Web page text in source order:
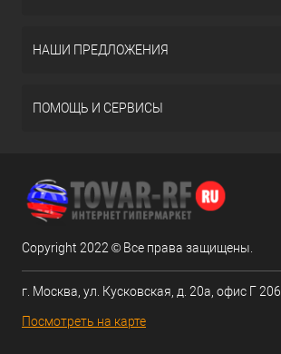
НАШИ ПРЕДЛОЖЕНИЯ
ПОМОЩЬ И СЕРВИСЫ
Copyright 2022 © Все права защищены.
г. Москва, ул. Кусковская, д. 20а, офис Г 206
Посмотреть на карте